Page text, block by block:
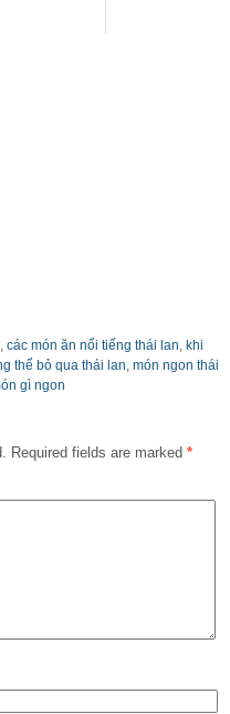
, các món ăn nổi tiếng thái lan, khi
thể bỏ qua thái lan, món ngon thái
gì ngon
Required fields are marked *